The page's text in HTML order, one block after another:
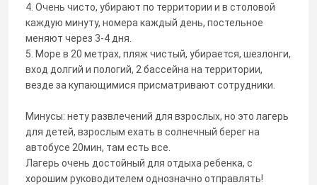
4. Очень чисто, убирают по территории и в столовой
каждую минуту, номера каждый день, постельное
меняют через 3-4 дня.
5. Море в 20 метрах, пляж чистый, убирается, шезлонги,
вход долгий и пологий, 2 бассейна на территории,
везде за купающимися присматривают сотрудники.
Минусы: нету развлечений для взрослых, но это лагерь
для детей, взрослым ехать в солнечный берег на
автобусе 20мин, там есть все.
Лагерь очень достойный для отдыха ребенка, с
хорошим руководителем однозначно отправлять!